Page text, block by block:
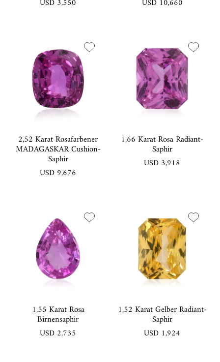
USD 3,550 USD 10,660
2,52 Karat Rosafarbener
MADAGASKAR Cushion-
Saphir
USD 9,676
1,66 Karat Rosa Radiant-
Saphir
USD 3,918
1,55 Karat Rosa
Birnensaphir
USD 2,735
1,52 Karat Gelber Radiant-
Saphir
USD 1,924